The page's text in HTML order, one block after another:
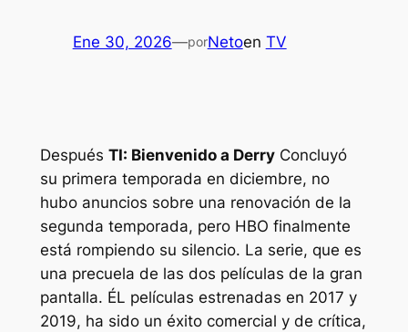
Ene 30, 2026—porNetoen TV
Después TI: Bienvenido a DerryConcluyó
su primera temporada en diciembre, no
hubo anuncios sobre una renovación de la
segunda temporada, pero HBO finalmente
está rompiendo su silencio. La serie, que es
una precuela de las dos películas de la gran
pantalla. ÉL películas estrenadas en 2017 y
2019, ha sido un éxito comercial y de crítica,